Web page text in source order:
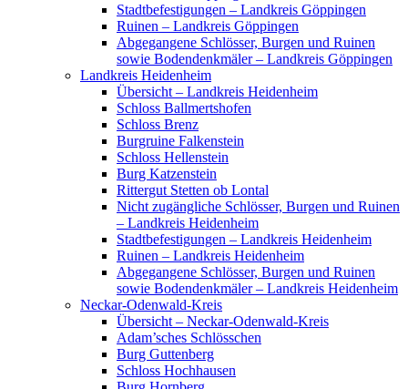
Stadtbefestigungen – Landkreis Göppingen
Ruinen – Landkreis Göppingen
Abgegangene Schlösser, Burgen und Ruinen
sowie Bodendenkmäler – Landkreis Göppingen
Landkreis Heidenheim
Übersicht – Landkreis Heidenheim
Schloss Ballmertshofen
Schloss Brenz
Burgruine Falkenstein
Schloss Hellenstein
Burg Katzenstein
Rittergut Stetten ob Lontal
Nicht zugängliche Schlösser, Burgen und Ruinen
– Landkreis Heidenheim
Stadtbefestigungen – Landkreis Heidenheim
Ruinen – Landkreis Heidenheim
Abgegangene Schlösser, Burgen und Ruinen
sowie Bodendenkmäler – Landkreis Heidenheim
Neckar-Odenwald-Kreis
Übersicht – Neckar-Odenwald-Kreis
Adam’sches Schlösschen
Burg Guttenberg
Schloss Hochhausen